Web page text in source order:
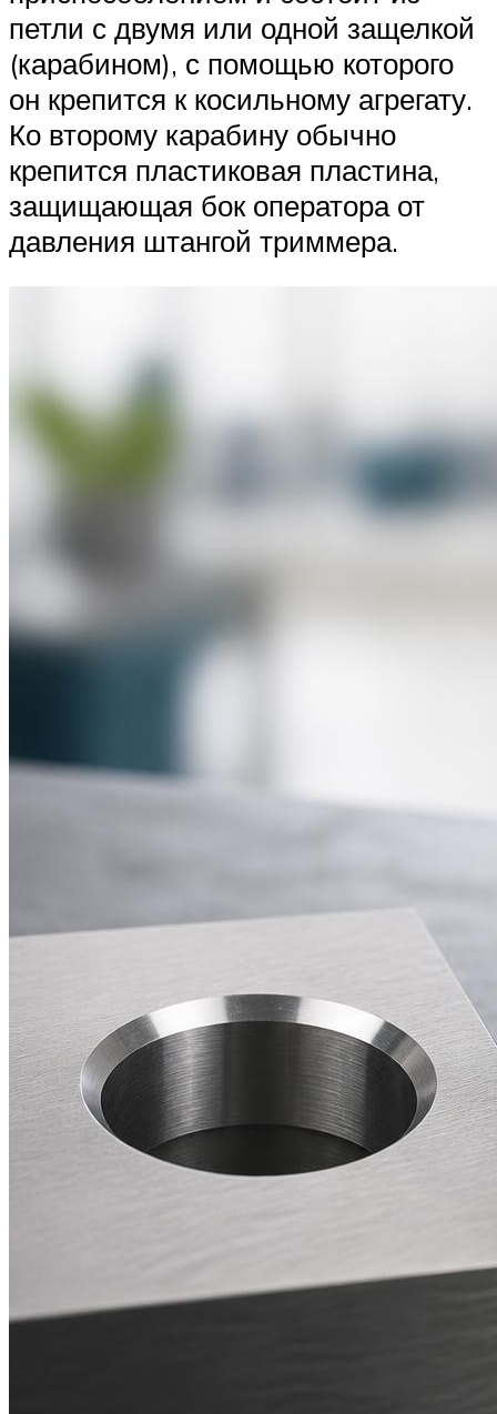
петли с двумя или одной защелкой
(карабином), с помощью которого
он крепится к косильному агрегату.
Ко второму карабину обычно
крепится пластиковая пластина,
защищающая бок оператора от
давления штангой триммера.